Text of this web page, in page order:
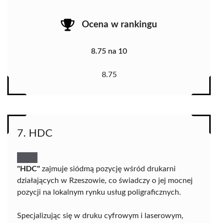
Ocena w rankingu
8.75 na 10
8.75
7. HDC
"HDC" zajmuje siódmą pozycję wśród drukarni
działających w Rzeszowie, co świadczy o jej mocnej
pozycji na lokalnym rynku usług poligraficznych.
Specjalizując się w druku cyfrowym i laserowym,